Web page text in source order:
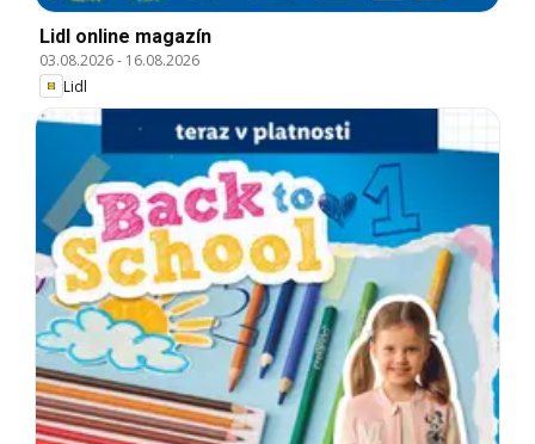
Lidl online magazín
03.08.2026- 16.08.2026
Lidl